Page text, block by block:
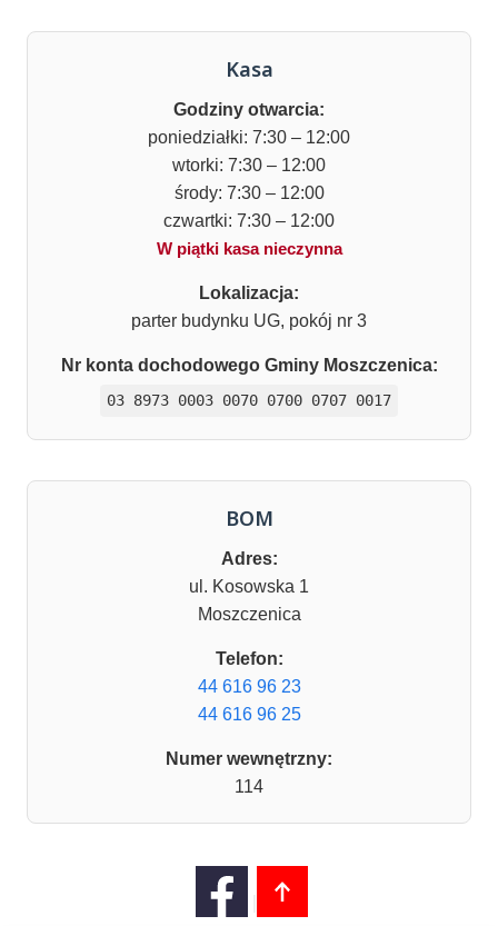
Kasa
Godziny otwarcia:
poniedziałki: 7:30 – 12:00
wtorki: 7:30 – 12:00
środy: 7:30 – 12:00
czwartki: 7:30 – 12:00
W piątki kasa nieczynna
Lokalizacja:
parter budynku UG, pokój nr 3
Nr konta dochodowego Gminy Moszczenica:
03 8973 0003 0070 0700 0707 0017
BOM
Adres:
ul. Kosowska 1
Moszczenica
Telefon:
44 616 96 23
44 616 96 25
Numer wewnętrzny:
114